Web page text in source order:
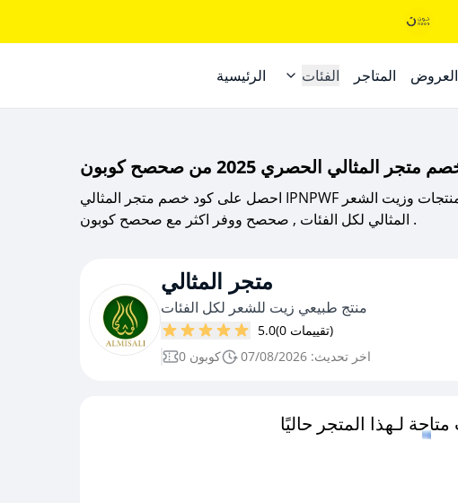
الرئيسية الفئات المتاجر العروض
احصل على كود خصم متجر المثالي IPNPWF خصم بقيمة 20 ريال على جميع المنتجات وزيت الشعر
المثالي لكل الفئات , صحصح ووفر اكثر مع صحصح كوبون .
متجر المثالي
منتج طبيعي زيت للشعر لكل الفئات
5.0
(0 تقييمات)
0 كوبون
اخر تحديث: 07/08/2026